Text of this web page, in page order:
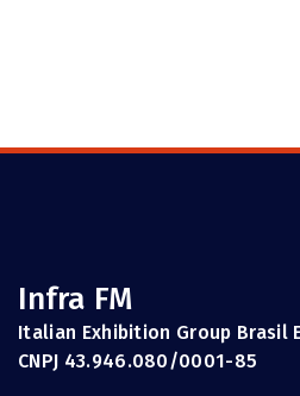
Infra FM
Italian Exhibition Group Brasil
CNPJ 43.946.080/0001-85